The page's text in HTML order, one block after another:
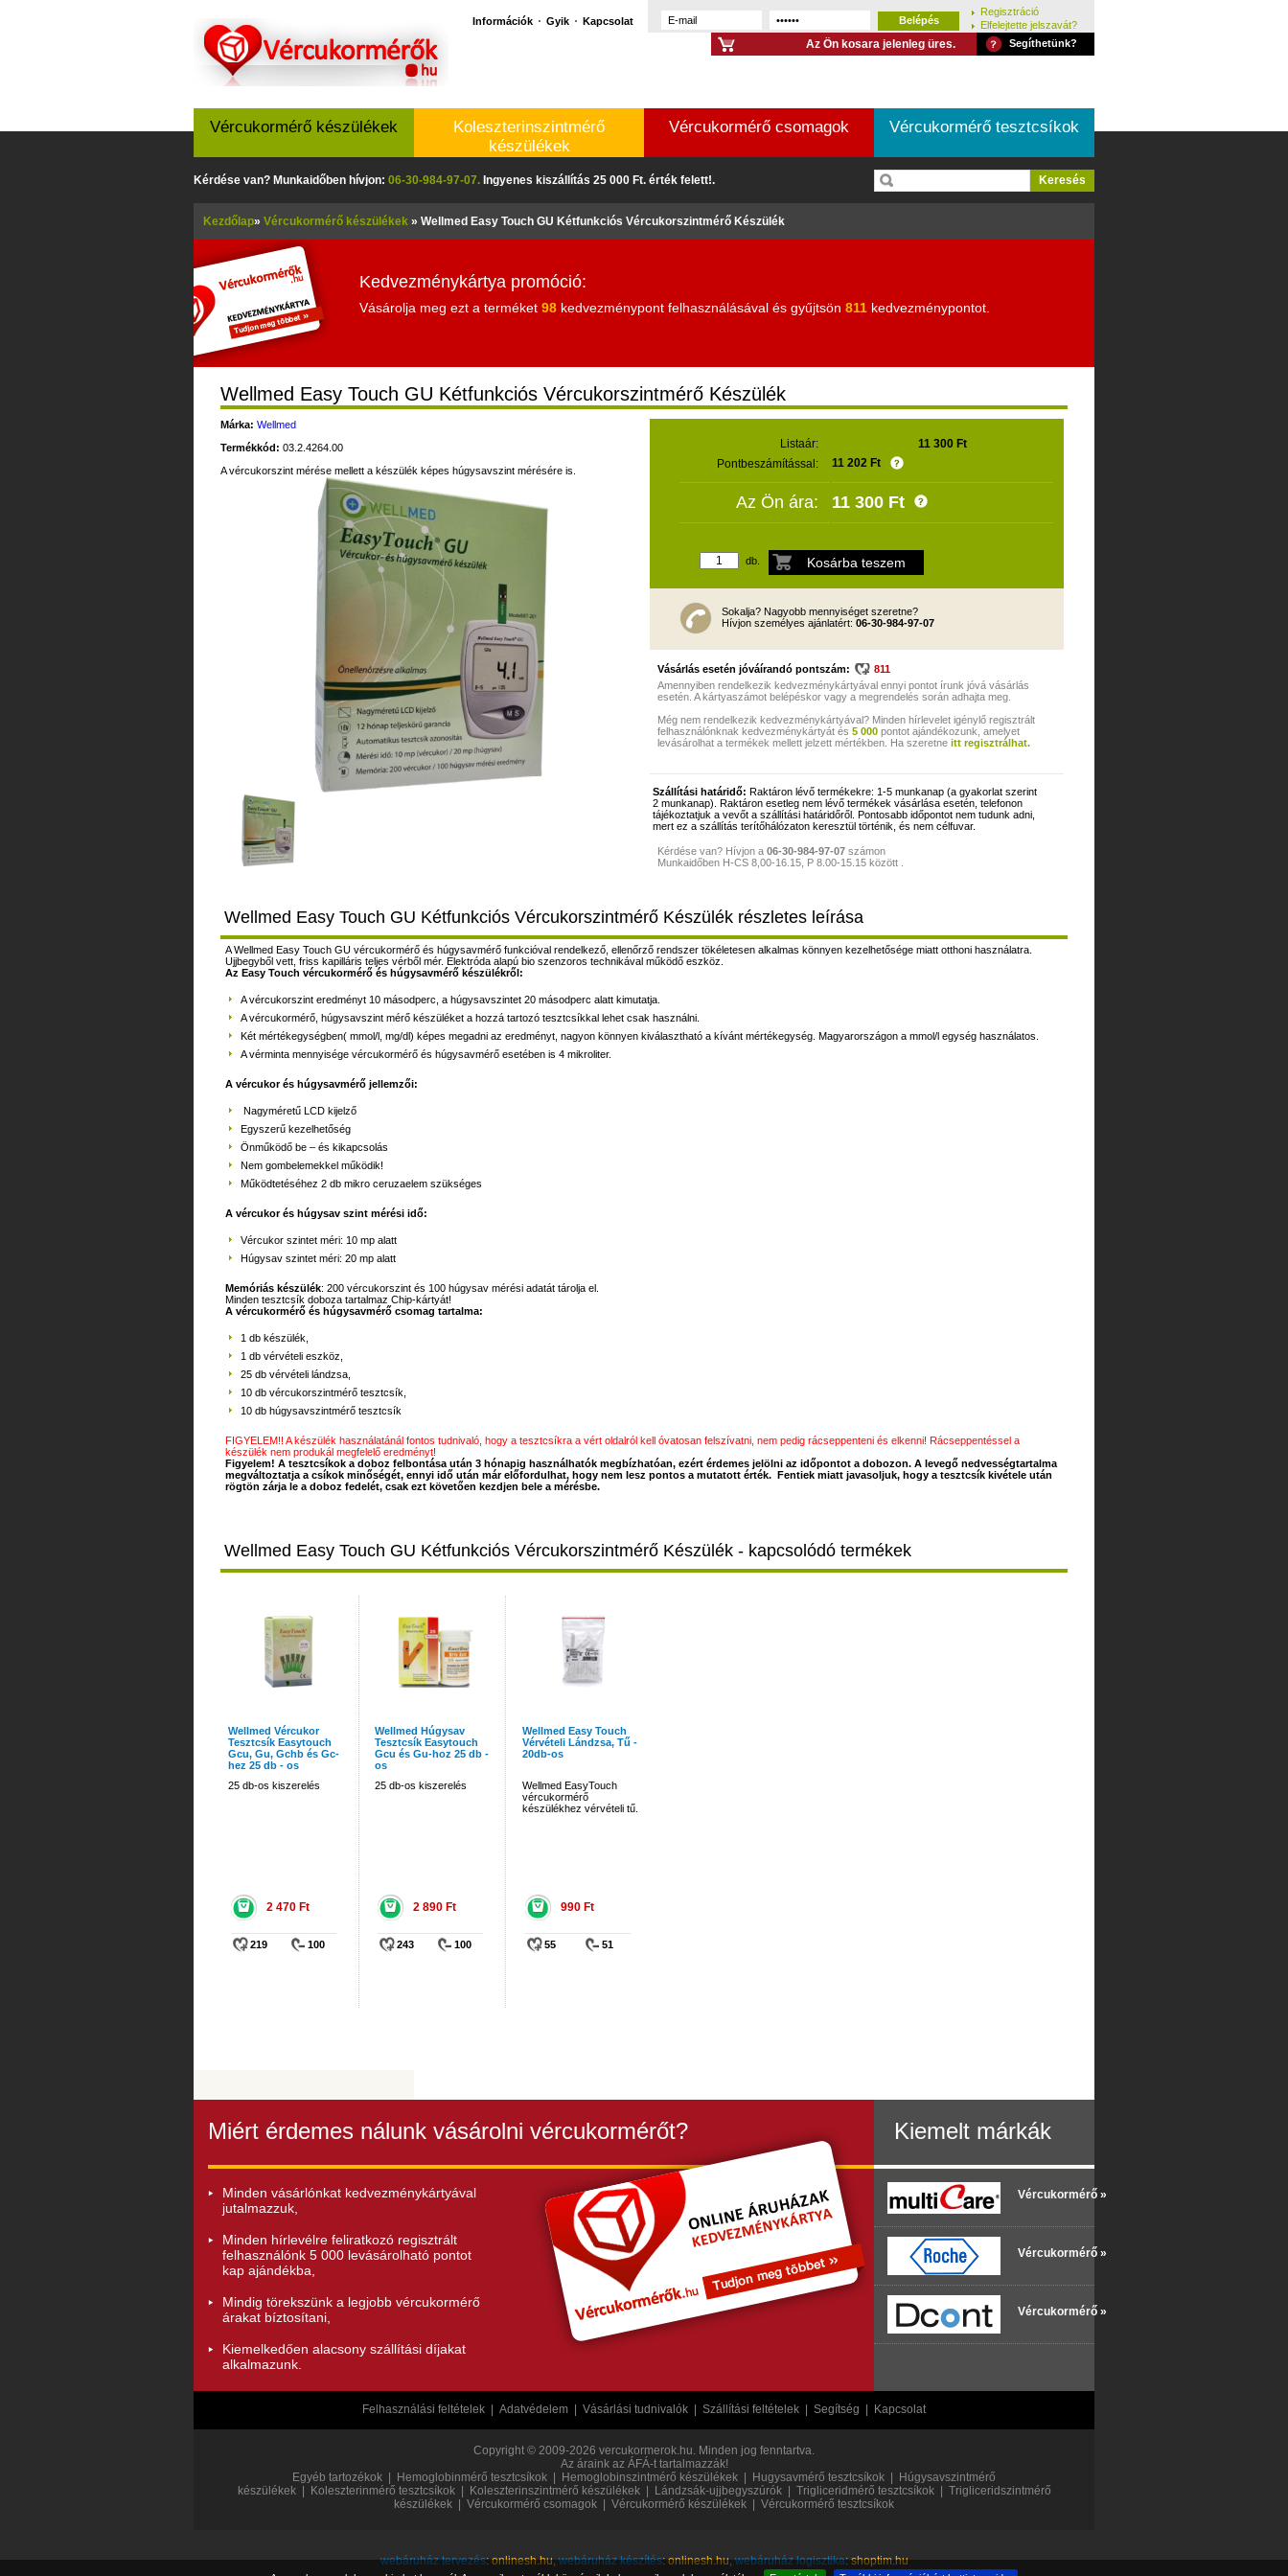
Információk Gyik Kapcsolat
Regisztráció
Elfelejtette jelszavát?
Az Ön kosara jelenleg üres. Segíthetünk?
Vércukormérő készülékek
Koleszterinszintmérő
készülékek
Vércukormérő csomagok Vércukormérő tesztcsíkok
Kérdése van? Munkaidőben hívjon: 06-30-984-97-07. Ingyenes kiszállítás 25 000 Ft. érték felett!.
Kezdőlap» Vércukormérő készülékek » Wellmed Easy Touch GU Kétfunkciós Vércukorszintmérő Készülék
Kedvezménykártya promóció:
Vásárolja meg ezt a terméket 98 kedvezménypont felhasználásával és gyűjtsön 811 kedvezménypontot.
Wellmed Easy Touch GU Kétfunkciós Vércukorszintmérő Készülék
Márka: Wellmed
Termékkód: 03.2.4264.00
A vércukorszint mérése mellett a készülék képes húgysavszint mérésére is.
Listaár:
11 300 Ft
Pontbeszámítással:
11 202 Ft
Az Ön ára: 11 300 Ft
db.
Sokalja? Nagyobb mennyiséget szeretne?
Hívjon személyes ajánlatért: 06-30-984-97-07
Vásárlás esetén jóváírandó pontszám:
811
Amennyiben rendelkezik kedvezménykártyával ennyi pontot írunk jóvá vásárlás
esetén. A kártyaszámot belépéskor vagy a megrendelés során adhajta meg.
Még nem rendelkezik kedvezménykártyával? Minden hírlevelet igénylő regisztrált
felhasználónknak kedvezménykártyát és 5 000 pontot ajándékozunk, amelyet
levásárolhat a termékek mellett jelzett mértékben. Ha szeretne itt regisztrálhat.
Szállítási határidő: Raktáron lévő termékekre: 1-5 munkanap (a gyakorlat szerint
2 munkanap). Raktáron esetleg nem lévő termékek vásárlása esetén, telefonon
tájékoztatjuk a vevőt a szállítási határidőről. Pontosabb időpontot nem tudunk adni,
mert ez a szállítás terítőhálózaton keresztül történik, és nem célfuvar.
Kérdése van? Hívjon a 06-30-984-97-07 számon
Munkaidőben H-CS 8,00-16.15, P 8.00-15.15 között .
Wellmed Easy Touch GU Kétfunkciós Vércukorszintmérő Készülék részletes leírása
A Wellmed Easy Touch GU vércukormérő és húgysavmérő funkcióval rendelkező, ellenőrző rendszer tökéletesen alkalmas könnyen kezelhetősége miatt otthoni használatra.
Ujjbegyből vett, friss kapilláris teljes vérből mér. Elektróda alapú bio szenzoros technikával működő eszköz.
Az Easy Touch vércukormérő és húgysavmérő készülékről:
A vércukorszint eredményt 10 másodperc, a húgysavszintet 20 másodperc alatt kimutatja.
A vércukormérő, húgysavszint mérő készüléket a hozzá tartozó tesztcsíkkal lehet csak használni.
Két mértékegységben( mmol/l, mg/dl) képes megadni az eredményt, nagyon könnyen kiválasztható a kívánt mértékegység. Magyarországon a mmol/l egység használatos.
A vérminta mennyisége vércukormérő és húgysavmérő esetében is 4 mikroliter.
A vércukor és húgysavmérő jellemzői:
Nagyméretű LCD kijelző
Egyszerű kezelhetőség
Önműködő be – és kikapcsolás
Nem gombelemekkel működik!
Működtetéséhez 2 db mikro ceruzaelem szükséges
A vércukor és húgysav szint mérési idő:
Vércukor szintet méri: 10 mp alatt
Húgysav szintet méri: 20 mp alatt
Memóriás készülék: 200 vércukorszint és 100 húgysav mérési adatát tárolja el.
Minden tesztcsík doboza tartalmaz Chip-kártyát!
A vércukormérő és húgysavmérő csomag tartalma:
1 db készülék,
1 db vérvételi eszköz,
25 db vérvételi lándzsa,
10 db vércukorszintmérő tesztcsík,
10 db húgysavszintmérő tesztcsík
FIGYELEM!! A készülék használatánál fontos tudnivaló, hogy a tesztcsíkra a vért oldalról kell óvatosan felszívatni, nem pedig rácseppenteni és elkenni! Rácseppentéssel a
készülék nem produkál megfelelő eredményt!
Figyelem! A tesztcsíkok a doboz felbontása után 3 hónapig használhatók megbízhatóan, ezért érdemes jelölni az időpontot a dobozon. A levegő nedvességtartalma
megváltoztatja a csíkok minőségét, ennyi idő után már előfordulhat, hogy nem lesz pontos a mutatott érték. Fentiek miatt javasoljuk, hogy a tesztcsík kivétele után
rögtön zárja le a doboz fedelét, csak ezt követően kezdjen bele a mérésbe.
Wellmed Easy Touch GU Kétfunkciós Vércukorszintmérő Készülék - kapcsolódó termékek
Wellmed Vércukor
Tesztcsík Easytouch
Gcu, Gu, Gchb és Gc-
hez 25 db - os
25 db-os kiszerelés
2 470 Ft
219 100
Wellmed Húgysav
Tesztcsík Easytouch
Gcu és Gu-hoz 25 db -
os
25 db-os kiszerelés
2 890 Ft
243 100
Wellmed Easy Touch
Vérvételi Lándzsa, Tű -
20db-os
Wellmed EasyTouch
vércukormérő
készülékhez vérvételi tű.
990 Ft
55 51
Miért érdemes nálunk vásárolni vércukormérőt?
Minden vásárlónkat kedvezménykártyával
jutalmazzuk,
Minden hírlevélre feliratkozó regisztrált
felhasználónk 5 000 levásárolható pontot
kap ajándékba,
Mindig törekszünk a legjobb vércukormérő
árakat bíztosítani,
Kiemelkedően alacsony szállítási díjakat
alkalmazunk.
Kiemelt márkák
Vércukormérő »
Vércukormérő »
Vércukormérő »
Felhasználási feltételek Adatvédelem Vásárlási tudnivalók Szállítási feltételek Segítség Kapcsolat
Copyright © 2009-2026 vercukormerok.hu. Minden jog fenntartva.
Az áraink az ÁFÁ-t tartalmazzák!
Egyéb tartozékok
Hemoglobinmérő tesztcsíkok Hemoglobinszintmérő készülékek Hugysavmérő tesztcsíkok
Húgysavszintmérő
készülékek| Koleszterinmérő tesztcsíkok| Koleszterinszintmérő készülékek| Lándzsák-ujjbegyszúrók| Trigliceridmérő tesztcsíkok| Trigliceridszintmérő
készülékek
Vércukormérő csomagok Vércukormérő készülékek Vércukormérő tesztcsíkok
webáruház tervezés: onlinesh.hu, webáruház készítés: onlinesh.hu, webáruház logisztika: shoptim.hu